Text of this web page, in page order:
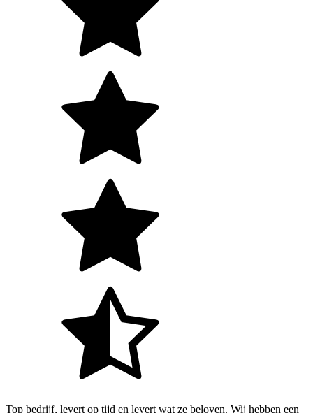
Top bedrijf, levert op tijd en levert wat ze beloven. Wij hebben een